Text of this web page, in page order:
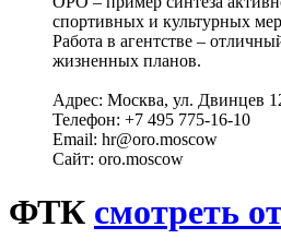
спортивных и культурных
Работа в агентстве –
жизненных планов.
Адрес: Москва, ул. Двинцев
Телефон: +7 495 775-16-10
Email: hr@oro.moscow
Сайт: oro.moscow
ФТК смотреть